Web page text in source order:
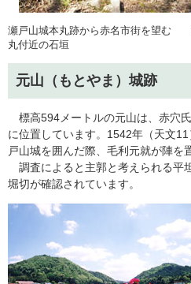
瀬戸山城本丸跡から赤名
丸付近の石垣
元山（もとやま）城跡
標高594メートルの元山は、赤穴
に位置しています。1542年（天文
戸山城を囲んだ際、毛利元就が陣を
調査によると主郭と考えられる平
堀切が確認されています。